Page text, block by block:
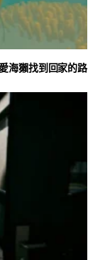
海獺找到回家的路